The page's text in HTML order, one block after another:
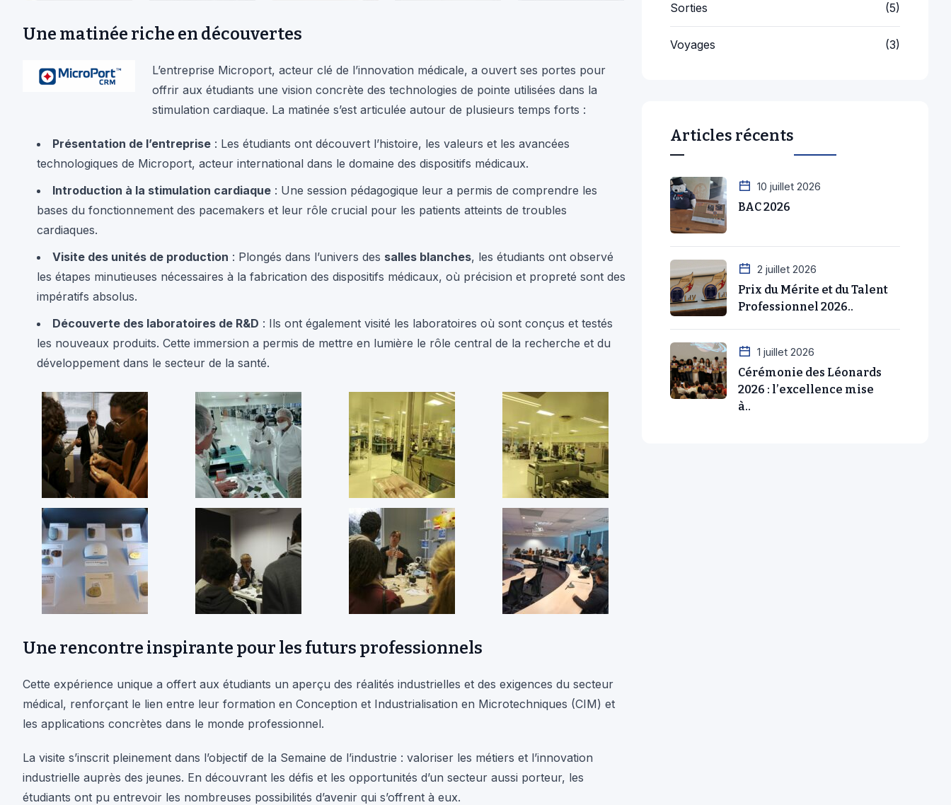
Une matinée riche en découvertes
L’entreprise Microport, acteur clé de l’innovation médicale, a ouvert ses portes pour
offrir aux étudiants une vision concrète des technologies de pointe utilisées dans la
stimulation cardiaque. La matinée s’est articulée autour de plusieurs temps forts :
Présentation de l’entreprise : Les étudiants ont découvert l’histoire, les valeurs et les avancées
technologiques de Microport, acteur international dans le domaine des dispositifs médicaux.
Introduction à la stimulation cardiaque : Une session pédagogique leur a permis de comprendre les
bases du fonctionnement des pacemakers et leur rôle crucial pour les patients atteints de troubles
cardiaques.
Visite des unités de production : Plongés dans l’univers des salles blanches, les étudiants ont observé
les étapes minutieuses nécessaires à la fabrication des dispositifs médicaux, où précision et propreté sont des
impératifs absolus.
Découverte des laboratoires de R&D : Ils ont également visité les laboratoires où sont conçus et testés
les nouveaux produits. Cette immersion a permis de mettre en lumière le rôle central de la recherche et du
développement dans le secteur de la santé.
Une rencontre inspirante pour les futurs professionnels
Cette expérience unique a offert aux étudiants un aperçu des réalités industrielles et des exigences du secteur
médical, renforçant le lien entre leur formation en Conception et Industrialisation en Microtechniques (CIM) et
les applications concrètes dans le monde professionnel.
La visite s’inscrit pleinement dans l’objectif de la Semaine de l’industrie : valoriser les métiers et l’innovation
industrielle auprès des jeunes. En découvrant les défis et les opportunités d’un secteur aussi porteur, les
étudiants ont pu entrevoir les nombreuses possibilités d’avenir qui s’offrent à eux.
Sorties (5)
Voyages (3)
Articles récents
10 juillet 2026
BAC 2026
2 juillet 2026
Prix du Mérite et du Talent
Professionnel 2026..
1 juillet 2026
Cérémonie des Léonards
2026 : l’excellence mise
à..